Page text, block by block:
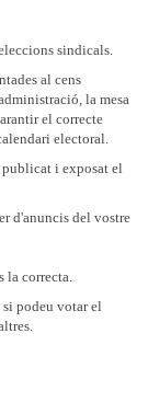
sindicals.
al cens
la mesa
el correcte
electoral.
publicat i exposat el
d'anuncis del vostre
la correcta.
si podeu votar el